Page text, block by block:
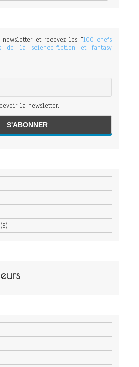
et recevez les "100 chefs
de la science-fiction et fantasy
la newsletter.
(8)